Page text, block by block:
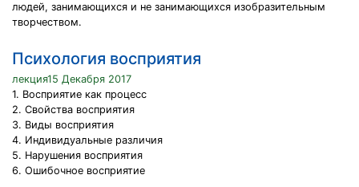
людей, занимающихся и не занимающихся изобразительным
творчеством.
Психология восприятия
лекция15 Декабря 2017
1. Восприятие как процесс
2. Свойства восприятия
3. Виды восприятия
4. Индивидуальные различия
5. Нарушения восприятия
6. Ошибочное восприятие